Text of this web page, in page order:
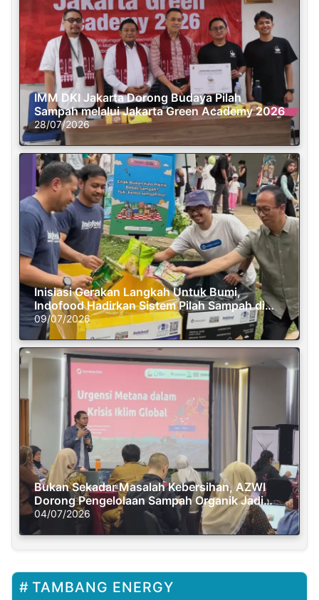
IMM DKI Jakarta Dorong Budaya Pilah
Sampah melalui Jakarta Green Academy 2026
28/07/2026
Inisiasi Gerakan Langkah Untuk Bumi,
Indofood Hadirkan Sistem Pilah Sampah di
Semasa Piknik
09/07/2026
Bukan Sekadar Masalah Kebersihan, AZWI
Dorong Pengelolaan Sampah Organik Jadi
Solusi Krisis Iklim
04/07/2026
TAMBANG ENERGY